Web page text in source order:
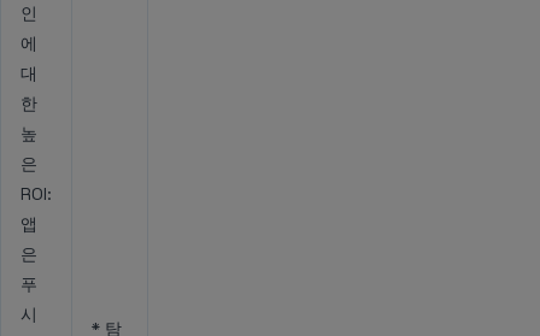
인
에
대
한
높
은
ROI:
앱
은
푸
시
* 탐